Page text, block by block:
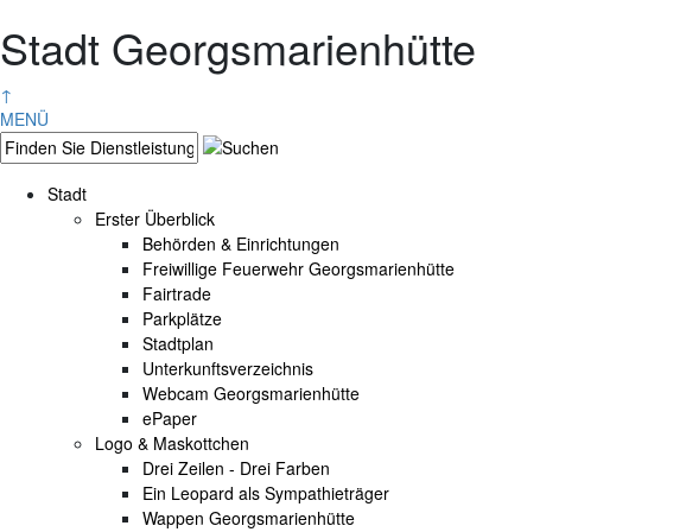
Stadt Georgsmarienhütte
↑
MENÜ
Stadt
Erster Überblick
Behörden & Einrichtungen
Freiwillige Feuerwehr Georgsmarienhütte
Fairtrade
Parkplätze
Stadtplan
Unterkunftsverzeichnis
Webcam Georgsmarienhütte
ePaper
Logo & Maskottchen
Drei Zeilen - Drei Farben
Ein Leopard als Sympathieträger
Wappen Georgsmarienhütte